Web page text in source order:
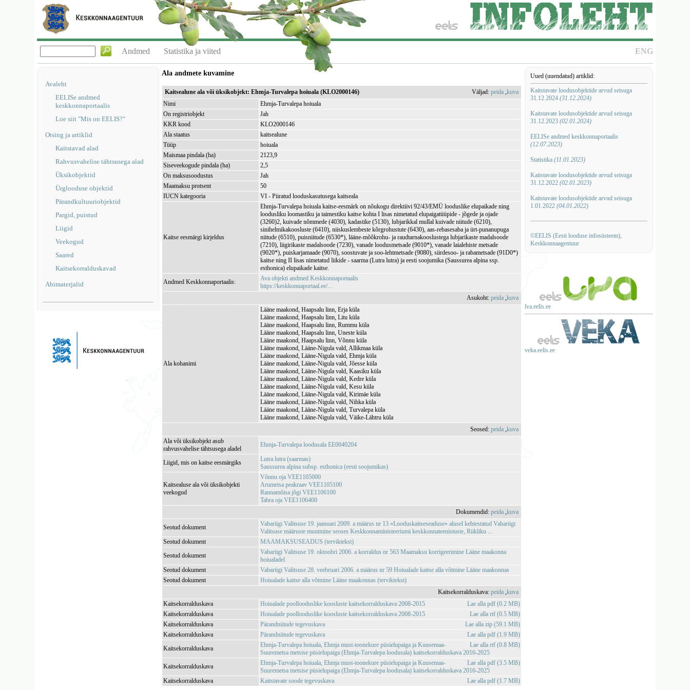
ENG
Andmed Statistika ja viited
Avaleht
EELISe andmed
keskkonnaportaalis
Loe siit "Mis on EELIS?"
Otsing ja artiklid
Kaitstavad alad
Rahvusvahelise tähtsusega alad
Üksikobjektid
Ürglooduse objektid
Pärandkultuuriobjektid
Pargid, puistud
Liigid
Veekogud
Saared
Kaitsekorralduskavad
Abimaterjalid
Uued (uuendatud) artiklid:
Kaitstavate loodusobjektide arvud seisuga
31.12.2024 (31.12.2024)
Kaitstavate loodusobjektide arvud seisuga
31.12.2023 (02.01.2024)
EELISe andmed keskkonnaportaalis
(12.07.2023)
Statistika (11.01.2023)
Kaitstavate loodusobjektide arvud seisuga
31.12.2022 (02.01.2023)
Kaitstavate loodusobjektide arvud seisuga
1.01.2022 (04.01.2022)
©EELIS (Eesti looduse infosüsteem),
Keskkonnaagentuur
lva.eelis.ee
veka.eelis.ee
Ala andmete kuvamine
Kaitsealune ala või üksikobjekt: Ehmja-Turvalepa hoiuala (KLO2000146) Väljad:peida ,kuva
Nimi
Ehmja-Turvalepa hoiuala
On registriobjekt
Jah
KKR kood
KLO2000146
Ala staatus
kaitsealune
Tüüp
hoiuala
Maismaa pindala (ha)
2123,9
Siseveekogude pindala (ha)
2,5
On maksusoodustus
Jah
Maamaksu protsent
50
IUCN kategooria
VI - Piiratud looduskasutusega kaitseala
Kaitse eesmärgi kirjeldus
Ehmja-Turvalepa hoiuala kaitse-eesmärk on nõukogu direktiivi 92/43/EMÜ looduslike elupaikade ning
loodusliku loomastiku ja taimestiku kaitse kohta I lisas nimetatud elupaigatüüpide - jõgede ja ojade
(3260)2, kuivade nõmmede (4030), kadastike (5130), lubjarikkal mullal kuivade niitude (6210),
sinihelmikakoosluste (6410), niiskuslembeste kõrgrohustute (6430), aas-rebasesaba ja ürt-punanupuga
niitude (6510), puisniitude (6530*), lääne-mõõkrohu- ja raudtarnakooslustega lubjarikaste madalsoode
(7210), liigirikaste madalsoode (7230), vanade loodusmetsade (9010*), vanade laialehiste metsade
(9020*), puiskarjamaade (9070), soostuvate ja soo-lehtmetsade (9080), siirdesoo- ja rabametsade (91D0*)
kaitse ning II lisas nimetatud liikide - saarma (Lutra lutra) ja eesti soojumika (Saussurea alpina ssp.
esthonica) elupaikade kaitse.
Andmed Keskkonnaportaalis:
Ava objekti andmed Keskkonnaportaalis
https://keskkonnaportaal.ee/...
Asukoht:peida ,kuva
Ala kohanimi
Lääne maakond, Haapsalu linn, Erja küla
Lääne maakond, Haapsalu linn, Litu küla
Lääne maakond, Haapsalu linn, Rummu küla
Lääne maakond, Haapsalu linn, Uneste küla
Lääne maakond, Haapsalu linn, Võnnu küla
Lääne maakond, Lääne-Nigula vald, Allikmaa küla
Lääne maakond, Lääne-Nigula vald, Ehmja küla
Lääne maakond, Lääne-Nigula vald, Jõesse küla
Lääne maakond, Lääne-Nigula vald, Kaasiku küla
Lääne maakond, Lääne-Nigula vald, Kedre küla
Lääne maakond, Lääne-Nigula vald, Kesu küla
Lääne maakond, Lääne-Nigula vald, Kirimäe küla
Lääne maakond, Lääne-Nigula vald, Nihka küla
Lääne maakond, Lääne-Nigula vald, Turvalepa küla
Lääne maakond, Lääne-Nigula vald, Väike-Lähtru küla
Seosed:peida ,kuva
Ala või üksikobjekt asub
rahvusvahelise tähtsusega aladel
Ehmja-Turvalepa loodusala EE0040204
Liigid, mis on kaitse eesmärgiks
Lutra lutra (saarmas)
Saussurea alpina subsp. esthonica (eesti soojumikas)
Kaitsealuse ala või üksikobjekti
veekogud
Võnnu oja VEE1105000
Arumetsa peakraav VEE1105100
Rannamõisa jõgi VEE1106100
Tabra oja VEE1106400
Dokumendid:peida ,kuva
Seotud dokument
Vabariigi Valitsuse 19. jaanuari 2009. a määrus nr 13 «Looduskaitseseaduse» alusel kehtestatud Vabariigi
Valitsuse määruste muutmine seoses Keskkonnaministeeriumi keskkonnateenistuste, Riikliku ...
Seotud dokument
MAAMAKSUSEADUS (terviktekst)
Seotud dokument
Vabariigi Valitsuse 19. oktoobri 2006. a korraldus nr 563 Maamaksu korrigeerimine Lääne maakonna
hoiualadel
Seotud dokument
Vabariigi Valitsuse 28. veebruari 2006. a määrus nr 59 Hoiualade kaitse alla võtmine Lääne maakonnas
Seotud dokument
Hoiualade kaitse alla võtmine Lääne maakonnas (terviktekst)
Kaitsekorralduskava:peida ,kuva
Kaitsekorralduskava
Lae alla pdf (0.2 MB)
Hoiualade poollooduslike koosluste kaitsekorralduskava 2008-2015
Kaitsekorralduskava
Lae alla rtf (0.5 MB)
Hoiualade poollooduslike koosluste kaitsekorralduskava 2008-2015
Kaitsekorralduskava
Lae alla zip (59.1 MB)
Pärandniitude tegevuskava
Kaitsekorralduskava
Lae alla pdf (1.9 MB)
Pärandniitude tegevuskava
Kaitsekorralduskava
Lae alla rtf (0.8 MB)
Ehmja-Turvalepa hoiuala, Ehmja must-toonekure püsielupaiga ja Kuusemaa-
Suuremetsa metsise püsielupaiga (Ehmja-Turvalepa loodusala) kaitsekorralduskava 2016-2025
Kaitsekorralduskava
Lae alla pdf (3.5 MB)
Ehmja-Turvalepa hoiuala, Ehmja must-toonekure püsielupaiga ja Kuusemaa-
Suuremetsa metsise püsielupaiga (Ehmja-Turvalepa loodusala) kaitsekorralduskava 2016-2025
Kaitsekorralduskava
Lae alla pdf (1.7 MB)
Kaitstavate soode tegevuskava